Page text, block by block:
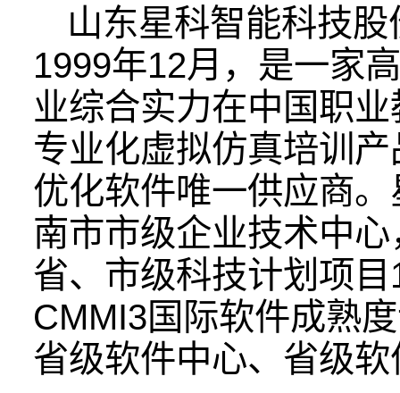
山东星科智能科技
1999年12月，是一家
业综合实力在中国职
专业化虚拟仿真培训
优化软件唯一供应商
南市市级企业技术中
省、市级科技计划项
CMMI3国际软件成熟
省级软件中心、省级